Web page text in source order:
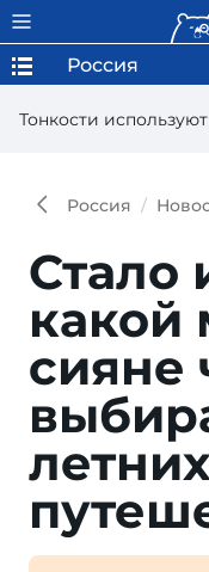
Тонкости
Россия
Россия
Стало
ка­кой
сия­не